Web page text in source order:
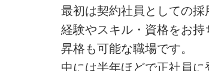
最初は契約社員としての
経験やスキル・資格をお
昇格も可能な職場です。
中には半年ほどで正社員